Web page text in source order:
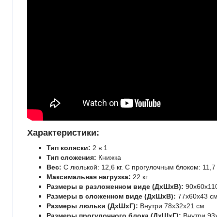
Характеристики:
Тип коляски: 2 в 1
Тип сложения: Книжка
Вес: С люлькой: 12,6 кг. С прогулочным блоком: 11,7
Максимальная нагрузка: 22 кг
Размеры в разложенном виде (ДхШхВ):
Размеры в сложенном виде (ДхШхВ): 77x60x43 см
Размеры люльки (ДхШхГ): Внутри 78x32x21 см
Размеры прогулочного блока (ДхШхГ): Внутри